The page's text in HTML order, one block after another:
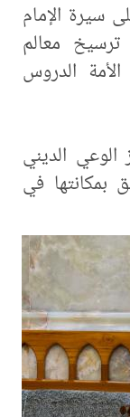
سيرة الإمام
معالم
الدروس
الديني
بمكانتها في